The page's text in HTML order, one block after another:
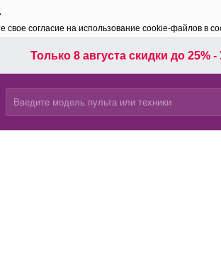
свое согласие на использование cookie-файлов в
Только 8 августа скидки до 25%